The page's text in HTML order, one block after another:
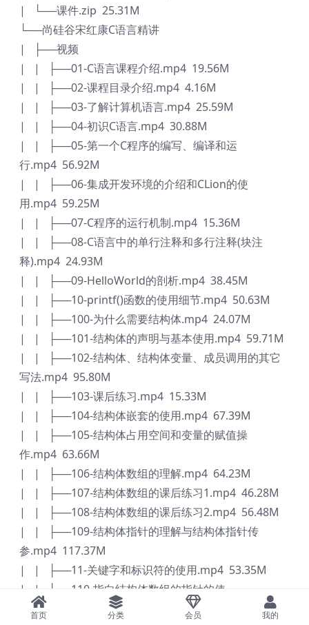
| └──课件.zip 25.31M
└──尚硅谷宋红康C语言精讲
| ├──视频
| | ├──01-C语言课程介绍.mp4 19.56M
| | ├──02-课程目录介绍.mp4 4.16M
| | ├──03-了解计算机语言.mp4 25.59M
| | ├──04-初识C语言.mp4 30.88M
| | ├──05-第一个C程序的编写、编译和运
行.mp4 56.92M
| | ├──06-集成开发环境的介绍和CLion的使
用.mp4 59.25M
| | ├──07-C程序的运行机制.mp4 15.36M
| | ├──08-C语言中的单行注释和多行注释(块注
释).mp4 24.93M
| | ├──09-HelloWorld的剖析.mp4 38.45M
| | ├──10-printf()函数的使用细节.mp4 50.63M
| | ├──100-为什么需要结构体.mp4 24.07M
| | ├──101-结构体的声明与基本使用.mp4 59.71M
| | ├──102-结构体、结构体变量、成员调用的其它
写法.mp4 95.80M
| | ├──103-课后练习.mp4 15.33M
| | ├──104-结构体嵌套的使用.mp4 67.39M
| | ├──105-结构体占用空间和变量的赋值操
作.mp4 63.66M
| | ├──106-结构体数组的理解.mp4 64.23M
| | ├──107-结构体数组的课后练习1.mp4 46.28M
| | ├──108-结构体数组的课后练习2.mp4 56.48M
| | ├──109-结构体指针的理解与结构体指针传
参.mp4 117.37M
| | ├──11-关键字和标识符的使用.mp4 53.35M
| | ├──110-指向结构体数组的指针的使
用.mp4 46.43M
首页 分类 会员 我的